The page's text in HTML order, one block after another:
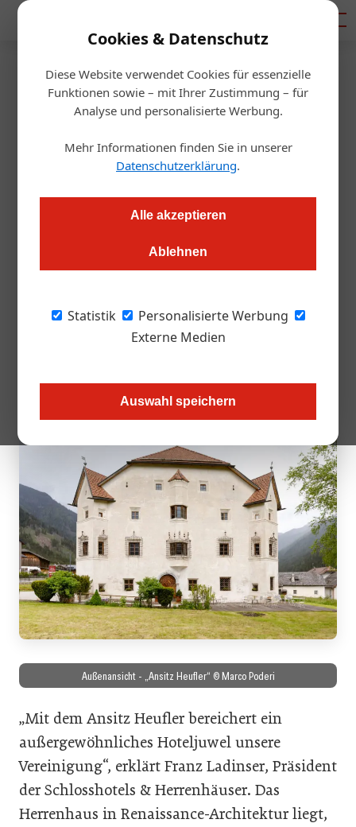
Cookies & Datenschutz
Diese Website verwendet Cookies für essenzielle
Funktionen sowie – mit Ihrer Zustimmung – für
Analyse und personalisierte Werbung.
Mehr Informationen finden Sie in unserer
Datenschutzerklärung.
Alle akzeptieren
Ablehnen
Statistik
Personalisierte Werbung
Externe Medien
Auswahl speichern
Startseite/Gastro & Hotel
Karriere
Norbert Niederkofler
übernimmt Ansitz Heufler
Der Südtiroler 3-Sternekoch Norbert Niederkofler verstehe
the Mountain“-Philosophie und als Modellbetrieb
verantwortungsvoller Gastlichkeit. Der exklusive, restaurierte
Außenansicht - „Ansitz Heufler“ © Marco Poderi
„Mit dem Ansitz Heufler bereichert ein
außergewöhnliches Hoteljuwel unsere
Vereinigung“, erklärt Franz Ladinser, Präsident
der Schlosshotels & Herrenhäuser. Das
Herrenhaus in Renaissance-Architektur liegt,